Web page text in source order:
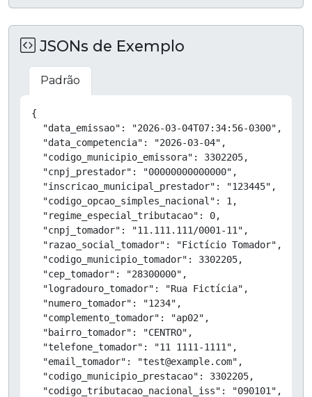
JSONs de Exemplo
Padrão
{
  "data_emissao": "2026-03-04T07:34:56-0300",
  "data_competencia": "2026-03-04",
  "codigo_municipio_emissora": 3302205,
  "cnpj_prestador": "00000000000000",
  "inscricao_municipal_prestador": "123445",
  "codigo_opcao_simples_nacional": 1,
  "regime_especial_tributacao": 0,
  "cnpj_tomador": "11.111.111/0001-11",
  "razao_social_tomador": "Fictício Tomador",
  "codigo_municipio_tomador": 3302205,
  "cep_tomador": "28300000",
  "logradouro_tomador": "Rua Fictícia",
  "numero_tomador": "1234",
  "complemento_tomador": "ap02",
  "bairro_tomador": "CENTRO",
  "telefone_tomador": "11 1111-1111",
  "email_tomador": "test@example.com",
  "codigo_municipio_prestacao": 3302205,
  "codigo_tributacao_nacional_iss": "090101",